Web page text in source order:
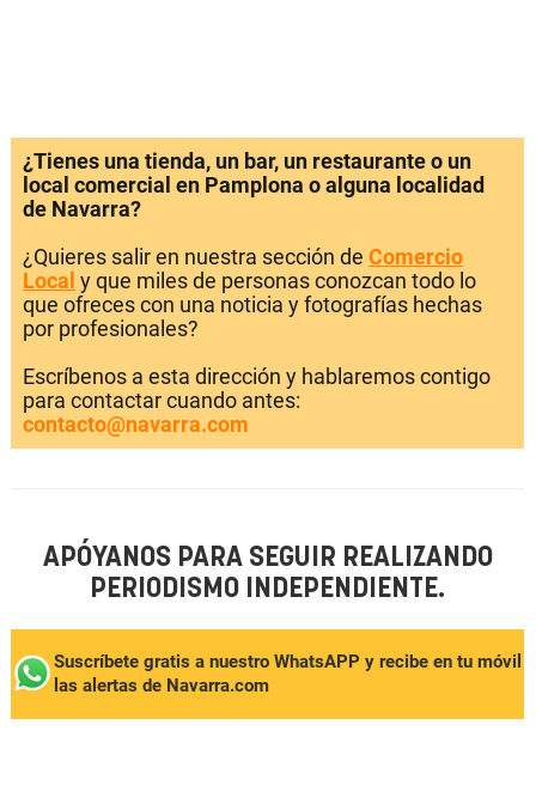
¿Tienes una tienda, un bar, un restaurante o un
local comercial en Pamplona o alguna localidad
de Navarra?
¿Quieres salir en nuestra sección de Comercio
Local y que miles de personas conozcan todo lo
que ofreces con una noticia y fotografías hechas
por profesionales?
Escríbenos a esta dirección y hablaremos contigo
para contactar cuando antes:
contacto@navarra.com
APÓYANOS PARA SEGUIR REALIZANDO
PERIODISMO INDEPENDIENTE.
Suscríbete gratis a nuestro WhatsAPP y recibe en tu móvil
las alertas de Navarra.com